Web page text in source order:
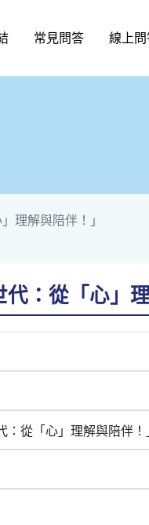
常見問答 線上
理解與陪伴！」
：從「心」理
從「心」理解與陪伴！